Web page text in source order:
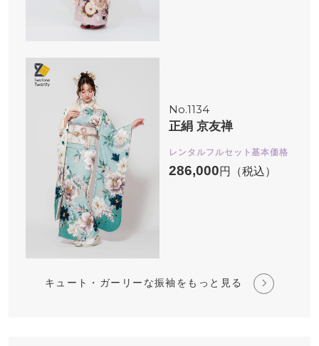
No.1134
正絹 京友禅
レンタルフルセット基本価格
286,000円（税込）
キュート・ガーリーな振袖をもっと見る